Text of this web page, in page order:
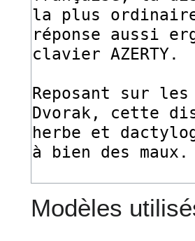
Modèles